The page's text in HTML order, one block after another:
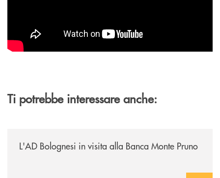
Ti potrebbe interessare anche:
L'AD Bolognesi in visita alla Banca Monte Pruno